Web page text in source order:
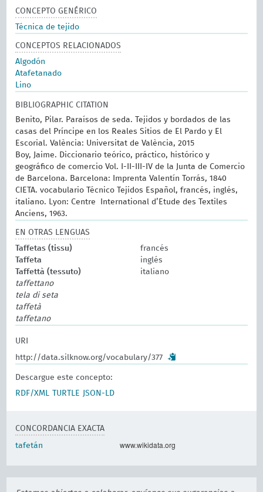
CONCEPTO GENÉRICO
Técnica de tejido
CONCEPTOS RELACIONADOS
Algodón
Atafetanado
Lino
BIBLIOGRAPHIC CITATION
Benito, Pilar. Paraísos de seda. Tejidos y bordados de las
casas del Príncipe en los Reales Sitios de El Pardo y El
Escorial. València: Universitat de València, 2015
Boy, Jaime. Diccionario teórico, práctico, histórico y
geográfico de comercio Vol. I-II-III-IV de la Junta de Comercio
de Barcelona. Barcelona: Imprenta Valentín Torrás, 1840
CIETA. vocabulario Técnico Tejidos Español, francés, inglés,
italiano. Lyon: Centre International d’Etude des Textiles
Anciens, 1963.
EN OTRAS LENGUAS
Taffetas (tissu)
francés
Taffeta
inglés
Taffettà (tessuto)
italiano
taffettano
tela di seta
taffetà
taffetano
URI
http://data.silknow.org/vocabulary/377
Descargue este concepto:
RDF/XML
TURTLE JSON-LD
CONCORDANCIA EXACTA
tafetán www.wikidata.org